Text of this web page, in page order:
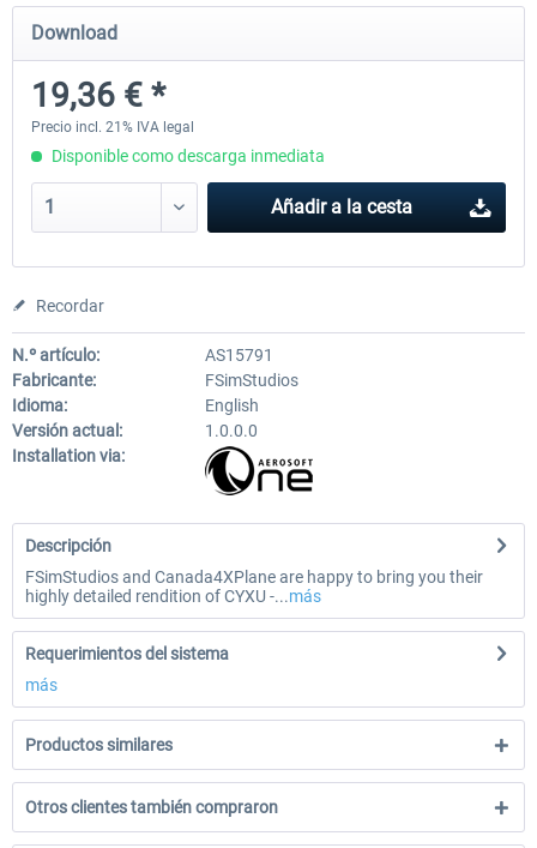
Download
19,36 € *
Precio incl. 21% IVA legal
Disponible como descarga inmediata
Añadir a la cesta
Recordar
N.º artículo:
AS15791
Fabricante:
FSimStudios
Idioma:
English
Versión actual:
1.0.0.0
Installation via:
Descripción
FSimStudios and Canada4XPlane are happy to bring you their
highly detailed rendition of CYXU -...más
Requerimientos del sistema
más
Productos similares
Otros clientes también compraron